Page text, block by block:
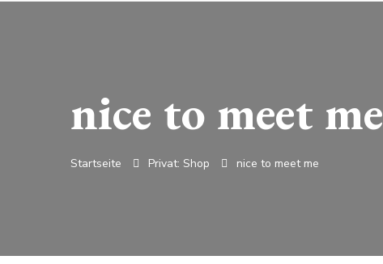
nice to meet me
Startseite Privat: Shop nice to meet me